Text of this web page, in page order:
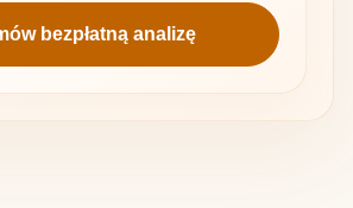
bezpłatną analizę